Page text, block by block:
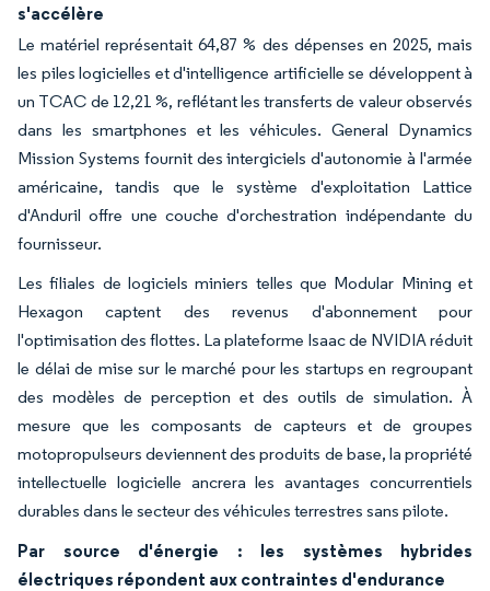
s'accélère
Le matériel représentait 64,87 % des dépenses en 2025, mais
les piles logicielles et d'intelligence artificielle se développent à
un TCAC de 12,21 %, reflétant les transferts de valeur observés
dans les smartphones et les véhicules. General Dynamics
Mission Systems fournit des intergiciels d'autonomie à l'armée
américaine, tandis que le système d'exploitation Lattice
d'Anduril offre une couche d'orchestration indépendante du
fournisseur.
Les filiales de logiciels miniers telles que Modular Mining et
Hexagon captent des revenus d'abonnement pour
l'optimisation des flottes. La plateforme Isaac de NVIDIA réduit
le délai de mise sur le marché pour les startups en regroupant
des modèles de perception et des outils de simulation. À
mesure que les composants de capteurs et de groupes
motopropulseurs deviennent des produits de base, la propriété
intellectuelle logicielle ancrera les avantages concurrentiels
durables dans le secteur des véhicules terrestres sans pilote.
Par source d'énergie : les systèmes hybrides
électriques répondent aux contraintes d'endurance